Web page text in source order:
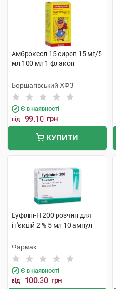
Амброксол 15 сироп 15 мг/5
мл 100 мл 1 флакон
Борщагівський ХФЗ
Є в наявності
від 99.10 грн
КУПИТИ
Еуфілін-Н 200 розчин для
ін'єкцій 2 % 5 мл 10 ампул
Фармак
Є в наявності
від 100.30 грн